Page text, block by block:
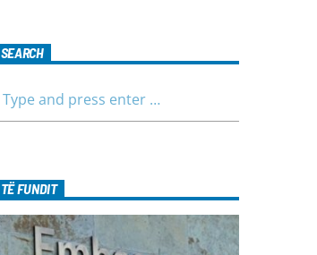
SEARCH
TË FUNDIT